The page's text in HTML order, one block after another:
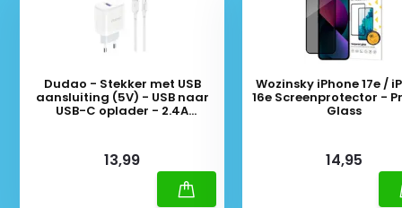
Dudao - Stekker met USB
aansluiting (5V) - USB naar
USB-C oplader - 2.4A
13,99
Wozinsky iPhone 17e /
16e Screenprotector - Privacy
Glass
14,95